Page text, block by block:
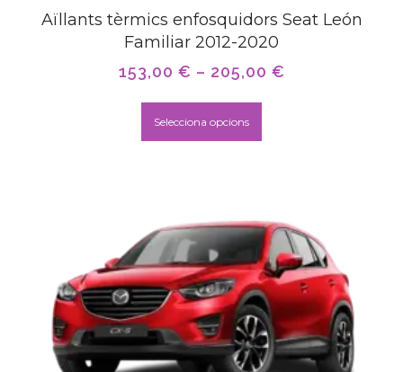
Aïllants tèrmics enfosquidors Seat León
Familiar 2012-2020
153,00 € – 205,00 €
Selecciona opcions